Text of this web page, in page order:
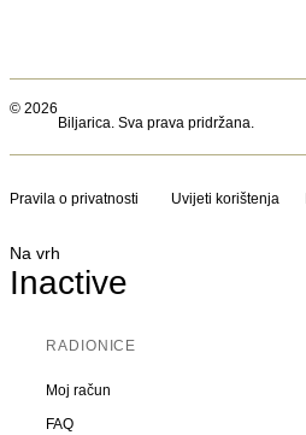
© 2026
Biljarica. Sva prava pridržana.
Pravila o privatnosti Uvijeti korištenja
Na vrh
Inactive
RADIONICE
Moj račun
FAQ